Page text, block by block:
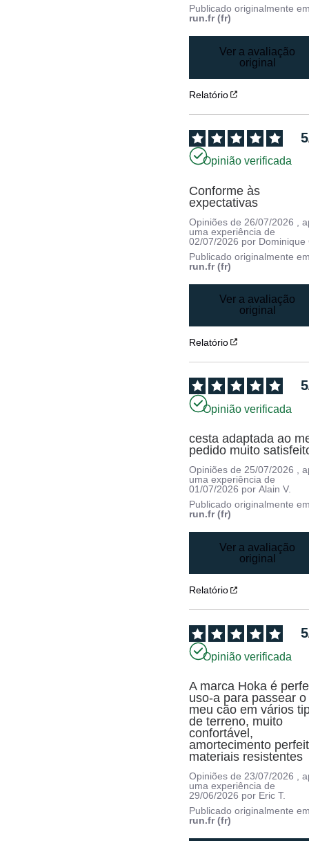
Publicado originalmente
run.fr (fr)
Ver a avaliação
original
Relatório
5
Opinião verificada
Conforme às
expectativas
Opiniões de 26/07/2026
,
uma experiência de
02/07/2026 por Dominique
Publicado originalmente
run.fr (fr)
Ver a avaliação
original
Relatório
5
Opinião verificada
cesta adaptada ao
pedido muito
Opiniões de 25/07/2026
,
uma experiência de
01/07/2026 porAlain V.
Publicado originalmente
run.fr (fr)
Ver a avaliação
original
Relatório
5
Opinião verificada
A marca Hoka é
uso-a para passear o
meu cão em vários
de terreno, muito
confortável,
amortecimento
materiais resistentes
Opiniões de23/07/2026 ,
uma experiência de
29/06/2026 por Eric T.
Publicado originalmente
run.fr (fr)